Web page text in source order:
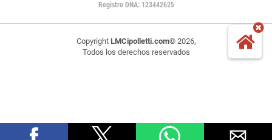
Registro DNA: 123442625
Copyright LMCipolletti.com© 2026,
Todos los derechos reservados